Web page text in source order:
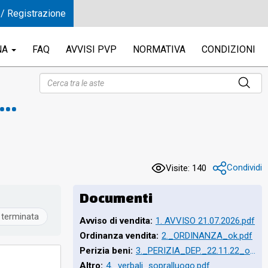
FAQ AVVISI PVP NORMATIVA CONDIZIONI
Visite: 140 Condividi
terminata
Documenti
Avviso di vendita: 1. AVVISO 21.07.2026.pdf
Ordinanza vendita: 2._ORDINANZA_ok.pdf
Perizia beni:
Altro: 4._verbali_sopralluogo.pdf
Registrazione